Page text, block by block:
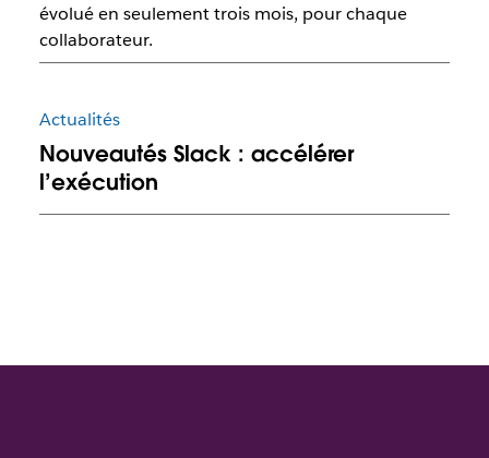
évolué en seulement trois mois, pour chaque
collaborateur.
Actualités
Nouveautés Slack : accélérer
l’exécution